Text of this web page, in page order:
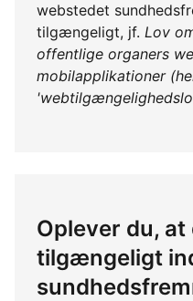
webstedet
tilgængeligt, jf. Lov
offentlige organers
mobilapplikationer
Oplever du,
tilgængeligt